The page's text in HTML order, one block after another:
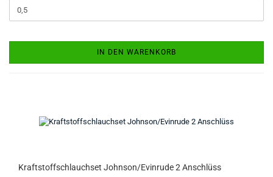
IN DEN WARENKORB
Kraftstoffschlauchset Johnson/Evinrude 2 Anschlüss